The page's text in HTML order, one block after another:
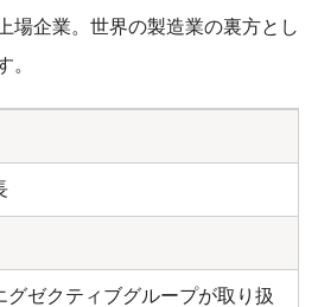
場企業。世界の製造業の裏方とし
。
ゼクティブグループが取り扱